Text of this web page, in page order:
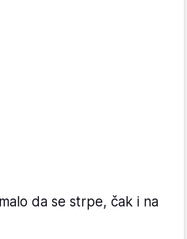
da se strpe, čak i na